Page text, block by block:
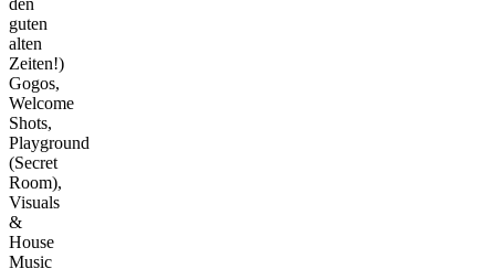
guten
alten
Zeiten!)
Gogos,
Welcome
Shots,
Playground
(Secret
Room),
Visuals
&
House
Music